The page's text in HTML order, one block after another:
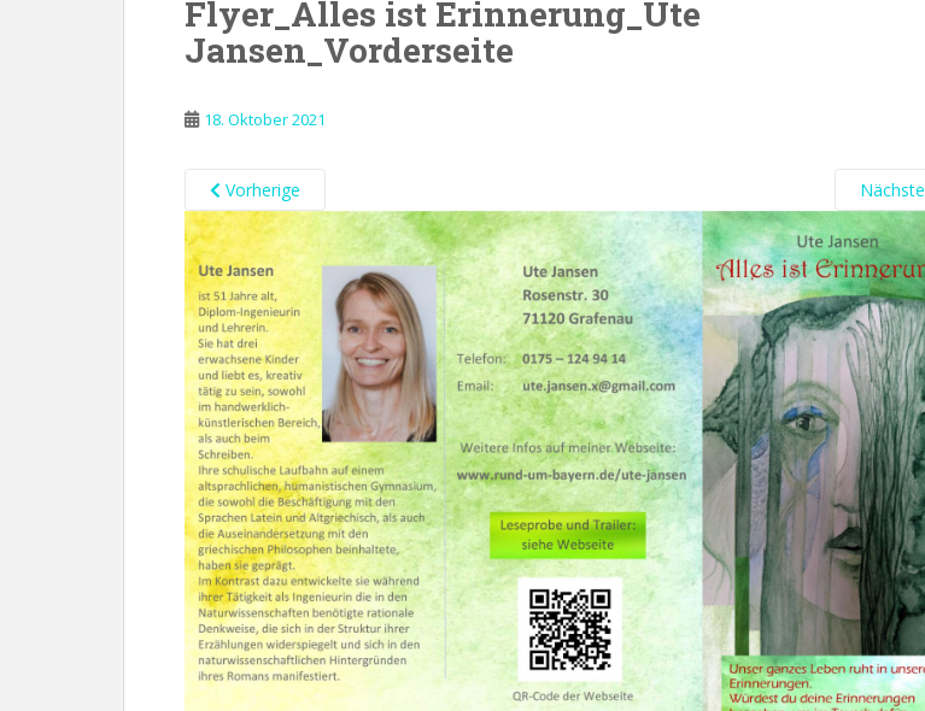
Flyer_Alles ist Erinnerung_Ute
Jansen_Vorderseite
18. Oktober 2021
Vorherige Nächste